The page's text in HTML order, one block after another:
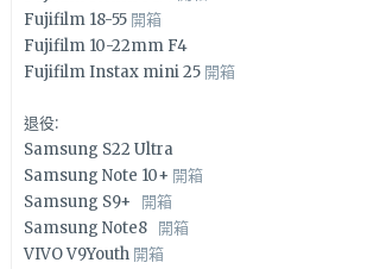
Fujifilm 18-55 開箱
Fujifilm 10-22mm F4
Fujifilm Instax mini 25 開箱
退役:
Samsung S22 Ultra
Samsung Note 10+ 開箱
Samsung S9+ 開箱
Samsung Note8 開箱
VIVO V9Youth 開箱